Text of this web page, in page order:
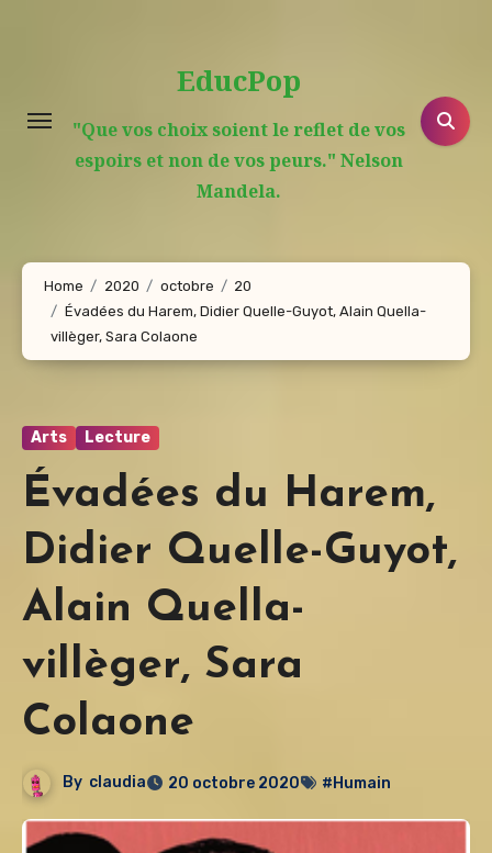
EducPop
"Que vos choix soient le reflet de vos
espoirs et non de vos peurs." Nelson
Mandela.
Home 2020 octobre
20
Évadées du Harem, Didier Quelle-Guyot, Alain Quella-
villèger, Sara Colaone
Arts Lecture
Évadées du Harem,
Didier Quelle-Guyot,
Alain Quella-
villèger, Sara
Colaone
By claudia 20 octobre 2020 #Humain